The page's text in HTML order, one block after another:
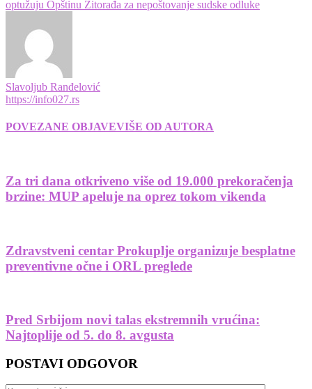
optužuju Opštinu Žitorađa za nepoštovanje sudske odluke
Slavoljub Ranđelović
https://info027.rs
POVEZANE OBJAVEVIŠE OD AUTORA
Za tri dana otkriveno više od 19.000 prekoračenja
brzine: MUP apeluje na oprez tokom vikenda
Zdravstveni centar Prokuplje organizuje besplatne
preventivne očne i ORL preglede
Pred Srbijom novi talas ekstremnih vrućina:
Najtoplije od 5. do 8. avgusta
POSTAVI ODGOVOR